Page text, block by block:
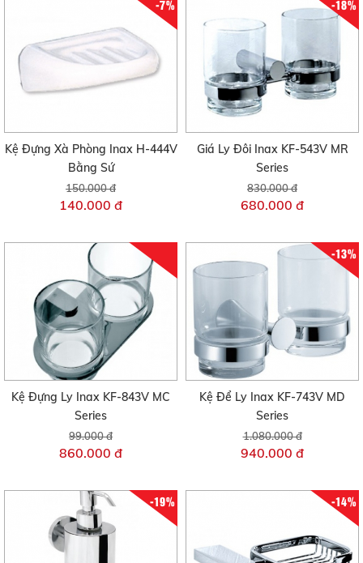
-7%
Kệ Đựng Xà Phòng Inax H-444V
Bằng Sứ
150.000 đ
140.000 đ
-18%
Giá Ly Đôi Inax KF-543V MR
Series
830.000 đ
680.000 đ
Kệ Đựng Ly Inax KF-843V MC
Series
99.000 đ
860.000 đ
-13%
Kệ Để Ly Inax KF-743V MD
Series
1.080.000 đ
940.000 đ
-19% -14%